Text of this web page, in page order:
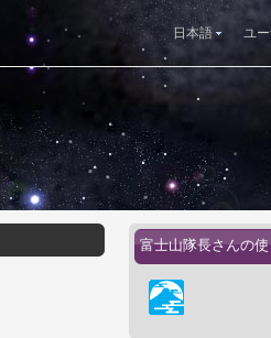
日本語 ユ
富士山隊長さんの